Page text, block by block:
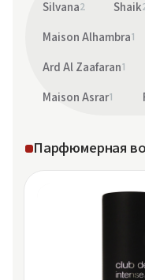
Silvana2 Shaik
Maison Alhambra1
Ard Al Zaafaran1
Maison Asrar1
Парфюмерная